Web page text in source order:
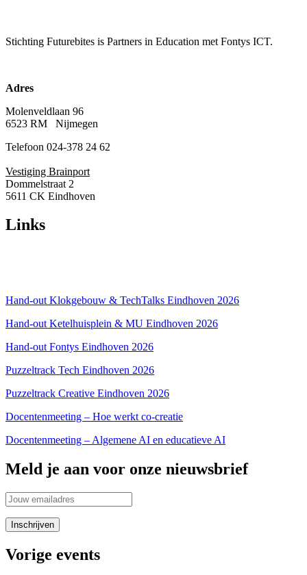
Stichting Futurebites is Partners in Education met Fontys ICT.
Adres
Molenveldlaan 96
6523 RM Nijmegen
Telefoon 024-378 24 62
Vestiging Brainport
Dommelstraat 2
5611 CK Eindhoven
Links
Hand-out Klokgebouw & TechTalks Eindhoven 2026
Hand-out Ketelhuisplein & MU Eindhoven 2026
Hand-out Fontys Eindhoven 2026
Puzzeltrack Tech Eindhoven 2026
Puzzeltrack Creative Eindhoven 2026
Docentenmeeting – Hoe werkt co-creatie
Docentenmeeting – Algemene AI en educatieve AI
Meld je aan voor onze nieuwsbrief
Vorige events